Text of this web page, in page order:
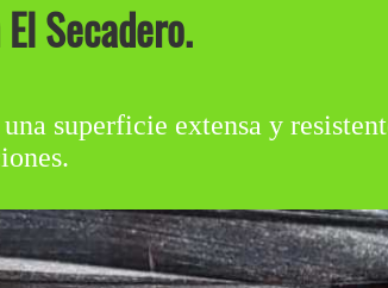
El Secadero.
superficie extensa y